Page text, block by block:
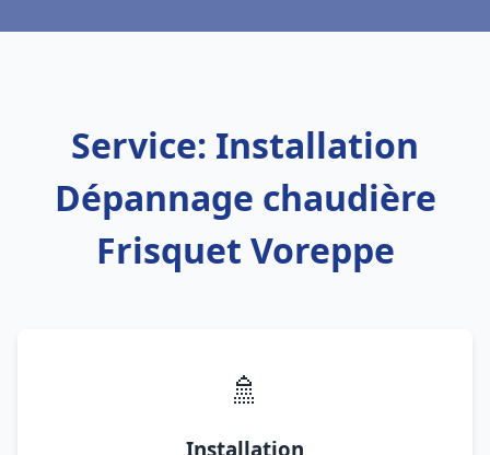
Service: Installation
Dépannage chaudière
Frisquet Voreppe
🚿
Installation